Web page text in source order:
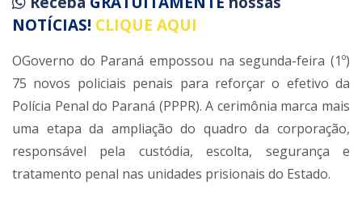
NOTÍCIAS! CLIQUE AQUI
OGoverno do Paraná empossou na segunda-feira (1º)
75 novos policiais penais para reforçar o efetivo da
Polícia Penal do Paraná (PPPR). A cerimônia marca mais
uma etapa da ampliação do quadro da corporação,
responsável pela custódia, escolta, segurança e
tratamento penal nas unidades prisionais do Estado.